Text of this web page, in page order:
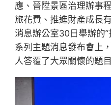
應、晉陞景區治理辦事
旅花費、推進財產成長
消息辦公室30日舉辦的
系列主題消息發布會上
人答覆了大眾關懷的題